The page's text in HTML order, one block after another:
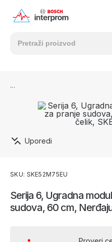
Uporedi
Serija 6, Ugradna
sudova, 60 cm,
SKU: SKE52M75EU